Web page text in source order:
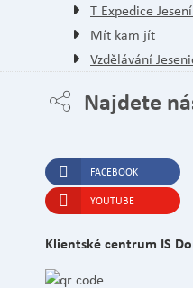
T Expedice
Mít kam jít
Vzdělávání
Najdete
FACEBOOK
YOUTUBE
Klientské centrum IS